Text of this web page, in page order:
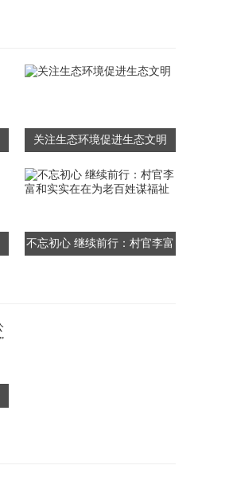
关注生态环境促进生态文明
不忘初心 继续前行：村官李富